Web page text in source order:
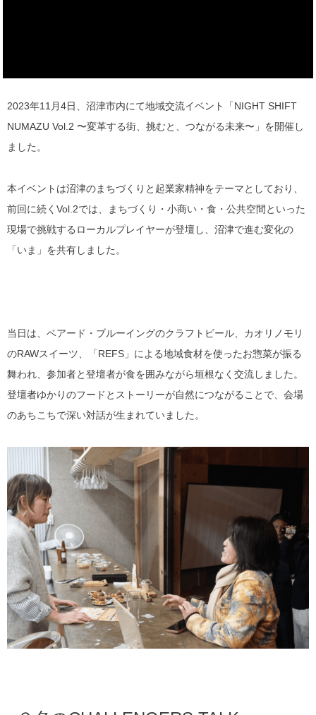
2023年11月4日、沼津市内にて地域交流イベント「NIGHT SHIFT
NUMAZU Vol.2 〜変革する街、挑むと、つながる未来〜」を開催し
ました。
本イベントは沼津のまちづくりと起業家精神をテーマとしており、
前回に続くVol.2では、
まちづくり・ 小商い ・食・公共空間 といった
現場で挑戦するローカルプレイヤーが登壇し、沼津で進む変化の
「いま」を共有しました。
当日は、ベアード・ブルーイングのクラフトビール、カオリノモリ
のRAWスイーツ、「REFS」による地域食材を使ったお惣菜が振る
舞われ、参加者と登壇者が食を囲みながら垣根なく交流しました。
登壇者ゆかりのフードとストーリーが自然につながることで、会場
のあちこちで深い対話が生まれていました。